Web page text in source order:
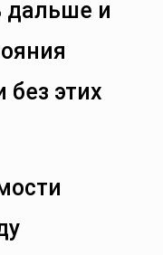
дальше и
без этих